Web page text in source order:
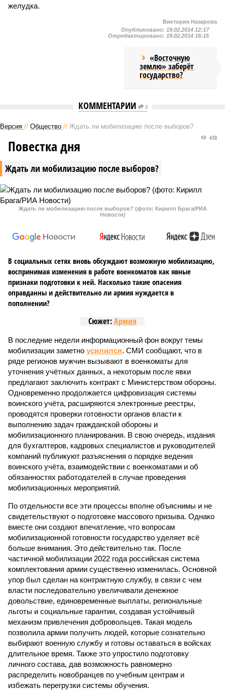
желудка.
Виктория Назарова
Опубликовано: 19.02.2014 12:17
Отредактировано: 19.02.2014 16:15
«Восточную
землю» заберёт
государство?
КОММЕНТАРИИ 0
Версия // Общество // Ждать ли мобилизацию после выборов?
Ждать ли мобилизацию после выборов?
430
Повестка дня
Ждать ли мобилизацию после выборов? (фото: Кирилл Брага/РИА
Новости)
В социальных сетях вновь обсуждают возможную мобилизацию,
воспринимая изменения в работе военкоматов как явные
признаки подготовки к ней. Насколько такие опасения
оправданны и действительно ли армия нуждается в
пополнении?
Сюжет:Армия
В последние недели информационный фон вокруг темы
мобилизации заметно усилился. СМИ сообщают, что в
ряде регионов мужчин вызывают в военкоматы для
уточнения учётных данных, а некоторым после явки
предлагают заключить контракт с Министерством обороны.
Одновременно продолжается цифровизация системы
воинского учёта, расширяются электронные реестры,
проводятся проверки готовности органов власти к
выполнению задач гражданской обороны и
мобилизационного планирования. В свою очередь, издания
для бухгалтеров, кадровых специалистов и руководителей
компаний публикуют разъяснения о порядке ведения
воинского учёта, взаимодействии с военкоматами и об
обязанностях работодателей в случае проведения
мобилизационных мероприятий.
По отдельности все эти процессы вполне объяснимы и не
свидетельствуют о подготовке массового призыва. Однако
вместе они создают впечатление, что вопросам
мобилизационной готовности государство уделяет всё
больше внимания. Это действительно так. После
частичной мобилизации 2022 года российская система
комплектования армии существенно изменилась. Основной
упор был сделан на контрактную службу, в связи с чем
власти последовательно увеличивали денежное
довольствие, единовременные выплаты, региональные
льготы и социальные гарантии, создавая устойчивый
механизм привлечения добровольцев. Такая модель
позволила армии получить людей, которые сознательно
выбирают военную службу и готовы оставаться в войсках
длительное время. Также это упростило подготовку
личного состава, дав возможность равномерно
распределить новобранцев по учебным центрам и
избежать перегрузки системы обучения.